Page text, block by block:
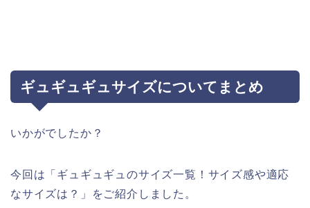
ギュギュギュサイズについてまとめ
いかがでしたか？
今回は「ギュギュギュのサイズ一覧！サイズ感や適応
なサイズは？」をご紹介しました。